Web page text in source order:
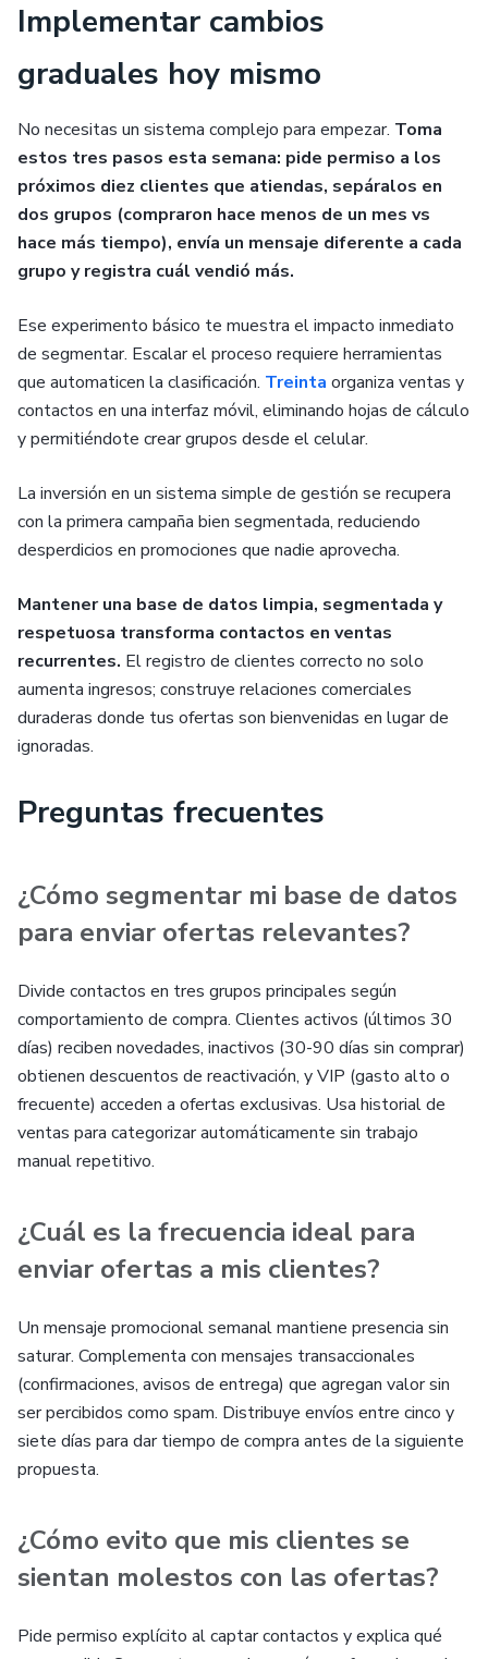
Implementar cambios
graduales hoy mismo
No necesitas un sistema complejo para empezar. Toma
estos tres pasos esta semana: pide permiso a los
próximos diez clientes que atiendas, sepáralos en
dos grupos (compraron hace menos de un mes vs
hace más tiempo), envía un mensaje diferente a cada
grupo y registra cuál vendió más.
Ese experimento básico te muestra el impacto inmediato
de segmentar. Escalar el proceso requiere herramientas
que automaticen la clasificación. Treinta organiza ventas y
contactos en una interfaz móvil, eliminando hojas de cálculo
y permitiéndote crear grupos desde el celular.
La inversión en un sistema simple de gestión se recupera
con la primera campaña bien segmentada, reduciendo
desperdicios en promociones que nadie aprovecha.
Mantener una base de datos limpia, segmentada y
respetuosa transforma contactos en ventas
recurrentes. El registro de clientes correcto no solo
aumenta ingresos; construye relaciones comerciales
duraderas donde tus ofertas son bienvenidas en lugar de
ignoradas.
Preguntas frecuentes
¿Cómo segmentar mi base de datos
para enviar ofertas relevantes?
Divide contactos en tres grupos principales según
comportamiento de compra. Clientes activos (últimos 30
días) reciben novedades, inactivos (30-90 días sin comprar)
obtienen descuentos de reactivación, y VIP (gasto alto o
frecuente) acceden a ofertas exclusivas. Usa historial de
ventas para categorizar automáticamente sin trabajo
manual repetitivo.
¿Cuál es la frecuencia ideal para
enviar ofertas a mis clientes?
Un mensaje promocional semanal mantiene presencia sin
saturar. Complementa con mensajes transaccionales
(confirmaciones, avisos de entrega) que agregan valor sin
ser percibidos como spam. Distribuye envíos entre cinco y
siete días para dar tiempo de compra antes de la siguiente
propuesta.
¿Cómo evito que mis clientes se
sientan molestos con las ofertas?
Pide permiso explícito al captar contactos y explica qué